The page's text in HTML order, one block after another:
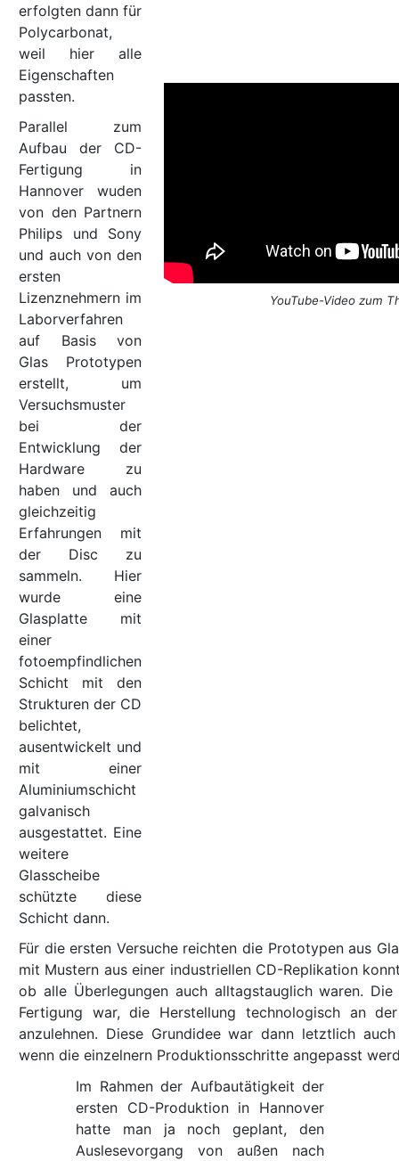
erfolgten dann für
Polycarbonat,
weil hier alle
Eigenschaften
passten.
YouTube-Video zum
Parallel zum
Aufbau der CD-
Fertigung in
Hannover wuden
von den Partnern
Philips und Sony
und auch von den
ersten
Lizenznehmern im
Laborverfahren
auf Basis von
Glas Prototypen
erstellt, um
Versuchsmuster
bei der
Entwicklung der
Hardware zu
haben und auch
gleichzeitig
Erfahrungen mit
der Disc zu
sammeln. Hier
wurde eine
Glasplatte mit
einer
fotoempfindlichen
Schicht mit den
Strukturen der CD
belichtet,
ausentwickelt und
mit einer
Aluminiumschicht
galvanisch
ausgestattet. Eine
weitere
Glasscheibe
schützte diese
Schicht dann.
Für die ersten Versuche reichten die Prototypen aus
mit Mustern aus einer industriellen CD-Replikation
ob alle Überlegungen auch alltagstauglich waren.
Fertigung war, die Herstellung technologisch an
anzulehnen. Diese Grundidee war dann letztlich
wenn die einzelnern Produktionsschritte angepasst
Im Rahmen der Aufbautätigkeit der
ersten CD-Produktion in Hannover
hatte man ja noch geplant, den
Auslesevorgang von außen nach